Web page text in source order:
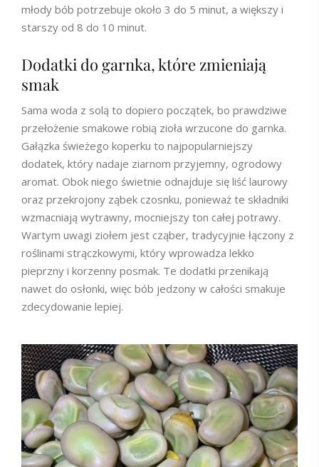
młody bób potrzebuje około 3 do 5 minut, a większy i
starszy od 8 do 10 minut.
Dodatki do garnka, które zmieniają
smak
Sama woda z solą to dopiero początek, bo prawdziwe
przełożenie smakowe robią zioła wrzucone do garnka.
Gałązka świeżego koperku to najpopularniejszy
dodatek, który nadaje ziarnom przyjemny, ogrodowy
aromat. Obok niego świetnie odnajduje się liść laurowy
oraz przekrojony ząbek czosnku, ponieważ te składniki
wzmacniają wytrawny, mocniejszy ton całej potrawy.
Wartym uwagi ziołem jest cząber, tradycyjnie łączony z
roślinami strączkowymi, który wprowadza lekko
pieprzny i korzenny posmak. Te dodatki przenikają
nawet do osłonki, więc bób jedzony w całości smakuje
zdecydowanie lepiej.